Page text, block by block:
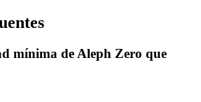
mínima de Aleph Zero que